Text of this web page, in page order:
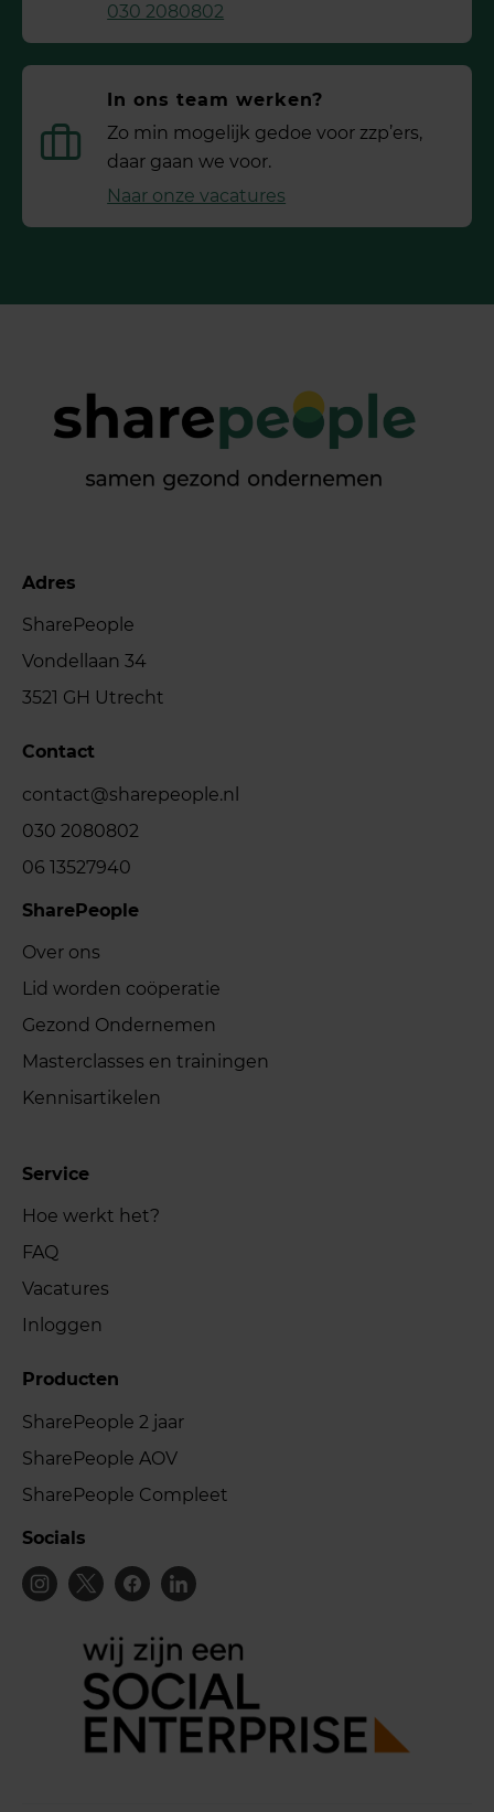
030 2080802
In ons team werken?
Zo min mogelijk gedoe voor ­zzp’ers,
daar gaan we voor.
Naar onze vacatures
Adres
SharePeople
Vondellaan 34
3521 GH Utrecht
Contact
contact@sharepeople.nl
030 2080802
06 13527940
SharePeople
Over ons
Lid worden coöperatie
Gezond Ondernemen
Masterclasses en trainingen
Kennisartikelen
Service
Hoe werkt het?
FAQ
Vacatures
Inloggen
Producten
SharePeople 2 jaar
SharePeople AOV
SharePeople Compleet
Socials